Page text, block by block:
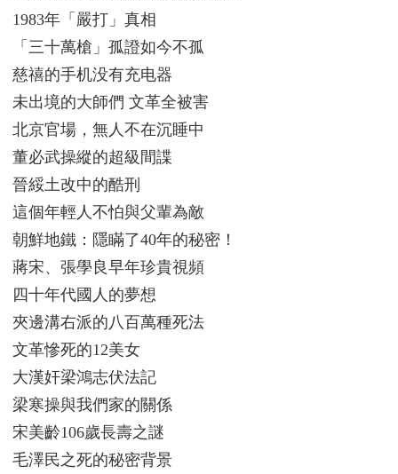
1983年「嚴打」真相
「三十萬槍」孤證如今不孤
慈禧的手机没有充电器
未出境的大師們 文革全被害
北京官場，無人不在沉睡中
董必武操縱的超級間諜
晉綏土改中的酷刑
這個年輕人不怕與父輩為敵
朝鮮地鐵：隱瞞了40年的秘密！
蔣宋、張學良早年珍貴視頻
四十年代國人的夢想
夾邊溝右派的八百萬種死法
文革慘死的12美女
大漢奸梁鴻志伏法記
梁寒操與我們家的關係
宋美齡106歲長壽之謎
毛澤民之死的秘密背景